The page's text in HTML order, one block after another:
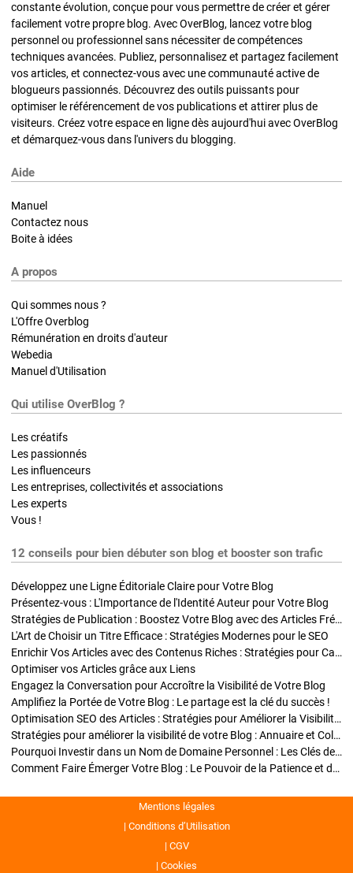
constante évolution, conçue pour vous permettre de créer et gérer
facilement votre propre blog. Avec OverBlog, lancez votre blog
personnel ou professionnel sans nécessiter de compétences
techniques avancées. Publiez, personnalisez et partagez facilement
vos articles, et connectez-vous avec une communauté active de
blogueurs passionnés. Découvrez des outils puissants pour
optimiser le référencement de vos publications et attirer plus de
visiteurs. Créez votre espace en ligne dès aujourd'hui avec OverBlog
et démarquez-vous dans l'univers du blogging.
Aide
Manuel
Contactez nous
Boite à idées
A propos
Qui sommes nous ?
L'Offre Overblog
Rémunération en droits d'auteur
Webedia
Manuel d'Utilisation
Qui utilise OverBlog ?
Les créatifs
Les passionnés
Les influenceurs
Les entreprises, collectivités et associations
Les experts
Vous !
12 conseils pour bien débuter son blog et booster son trafic
Développez une Ligne Éditoriale Claire pour Votre Blog
Présentez-vous : L'Importance de l'Identité Auteur pour Votre Blog
Stratégies de Publication : Boostez Votre Blog avec des Articles Fréquents et Exclusifs
L'Art de Choisir un Titre Efficace : Stratégies Modernes pour le SEO
Enrichir Vos Articles avec des Contenus Riches : Stratégies pour Captiver et Optimiser
Optimiser vos Articles grâce aux Liens
Engagez la Conversation pour Accroître la Visibilité de Votre Blog
Amplifiez la Portée de Votre Blog : Le partage est la clé du succès !
Optimisation SEO des Articles : Stratégies pour Améliorer la Visibilité de Votre Blog
Stratégies pour améliorer la visibilité de votre Blog : Annuaire et Collaborations
Pourquoi Investir dans un Nom de Domaine Personnel : Les Clés de la Réussite de Votre Blog
Comment Faire Émerger Votre Blog : Le Pouvoir de la Patience et de la Persévérance
Mentions légales
Conditions d’Utilisation
CGV
Cookies